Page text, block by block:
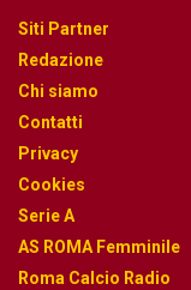
Siti Partner
Redazione
Chi siamo
Contatti
Privacy
Cookies
Serie A
AS ROMA Femminile
Roma Calcio Radio